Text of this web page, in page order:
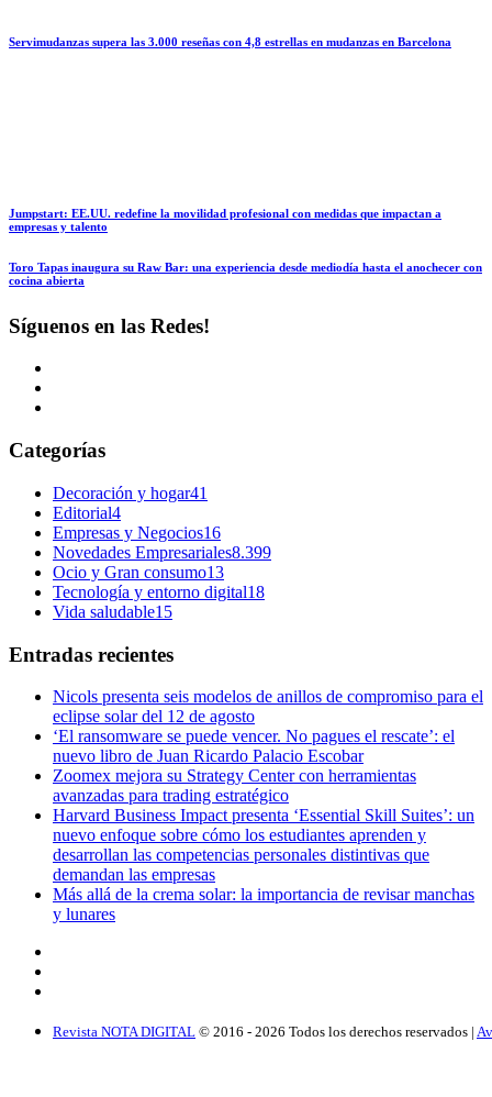
Servimudanzas supera las 3.000 reseñas con 4,8 estrellas en mudanzas en Barcelona
Jumpstart: EE.UU. redefine la movilidad profesional con medidas que impactan a
empresas y talento
Toro Tapas inaugura su Raw Bar: una experiencia desde mediodía hasta el anochecer con
cocina abierta
Síguenos en las Redes!
Categorías
Decoración y hogar41
Editorial4
Empresas y Negocios16
Novedades Empresariales8.399
Ocio y Gran consumo13
Tecnología y entorno digital18
Vida saludable15
Entradas recientes
Nicols presenta seis modelos de anillos de compromiso para el
eclipse solar del 12 de agosto
‘El ransomware se puede vencer. No pagues el rescate’: el
nuevo libro de Juan Ricardo Palacio Escobar
Zoomex mejora su Strategy Center con herramientas
avanzadas para trading estratégico
Harvard Business Impact presenta ‘Essential Skill Suites’: un
nuevo enfoque sobre cómo los estudiantes aprenden y
desarrollan las competencias personales distintivas que
demandan las empresas
Más allá de la crema solar: la importancia de revisar manchas
y lunares
Revista NOTA DIGITAL © 2016 - 2026 Todos los derechos reservados |